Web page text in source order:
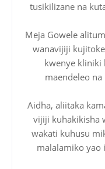
tusikilizane na
Meja Gowele
wanavijiji
kwenye kliniki
maendeleo
Aidha, aliitaka
vijiji kuhakikisha
wakati kuhusu
malalamiko yao